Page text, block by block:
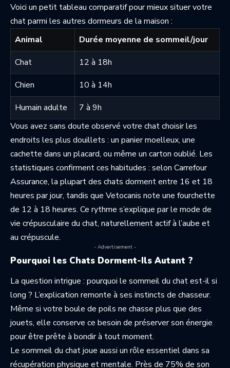
Voici un petit tableau comparatif pour mieux situer votre
chat parmi les autres dormeurs de la maison :
Animal
Durée moyenne de sommeil/jour
Chat
12 à 18h
Chien
10 à 14h
Humain adulte
7 à 9h
Vous avez sans doute observé votre chat choisir les
endroits les plus douillets : un panier moelleux, une
cachette dans un placard, ou même un carton oublié. Les
statistiques confirment ces habitudes : selon Carrefour
Assurance, la plupart des chats dorment entre 16 et 18
heures par jour, tandis que Vetocanis note une fourchette
de 12 à 18 heures. Ce rythme s’explique par le mode de
vie crépusculaire du chat, naturellement actif à l’aube et
au crépuscule.
- Advertisement -
Pourquoi les Chats Dorment-Ils Autant ?
La question intrigue : pourquoi le sommeil du chat est-il si
long ? L’explication remonte à ses instincts de chasseur.
Même si votre boule de poils ne chasse plus que des
jouets, elle conserve ce besoin de préserver son énergie
pour être prête à bondir à tout moment.
Le sommeil du chat joue aussi un rôle essentiel dans sa
récupération physique et mentale. Près de 75% de son